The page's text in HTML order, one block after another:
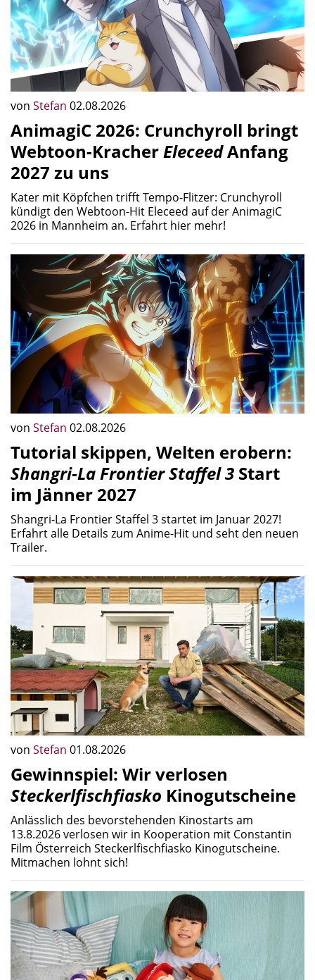
von Stefan 02.08.2026
AnimagiC 2026: Crunchyroll bringt
Webtoon-KracherEleceedAnfang
2027 zu uns
Kater mit Köpfchen trifft Tempo-Flitzer: Crunchyroll
kündigt den Webtoon-Hit Eleceed auf der AnimagiC
2026 in Mannheim an. Erfahrt hier mehr!
von Stefan 02.08.2026
Tutorial skippen, Welten erobern:
Shangri-La Frontier Staffel 3 Start
im Jänner 2027
Shangri-La Frontier Staffel 3 startet im Januar 2027!
Erfahrt alle Details zum Anime-Hit und seht den neuen
Trailer.
von Stefan 01.08.2026
Gewinnspiel: Wir verlosen
Steckerlfischfiasko Kinogutscheine
Anlässlich des bevorstehenden Kinostarts am
13.8.2026 verlosen wir in Kooperation mit Constantin
Film Österreich Steckerlfischfiasko Kinogutscheine.
Mitmachen lohnt sich!